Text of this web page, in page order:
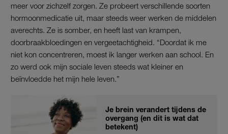
meer voor zichzelf zorgen. Ze probeert verschillende soorten
hormoonmedicatie uit, maar steeds weer werken de middelen
averechts. Ze is somber, en heeft last van krampen,
doorbraakbloedingen en vergeetachtigheid. “Doordat ik me
niet kon concentreren, moest ik langer werken aan school. En
zo werd ook mijn sociale leven steeds wat kleiner en
beïnvloedde het mijn hele leven.”
Je brein verandert tijdens de
overgang (en dit is wat dat
betekent)